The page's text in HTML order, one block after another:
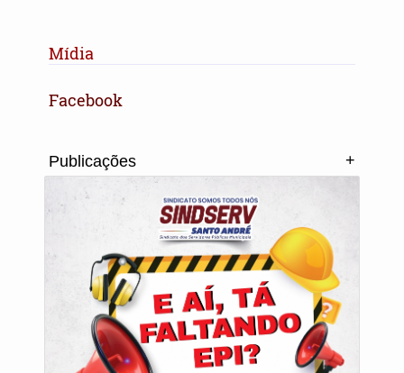
Mídia
Facebook
Publicações +